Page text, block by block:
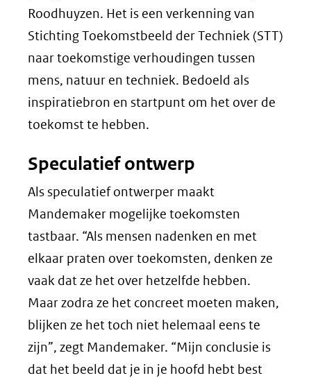
Roodhuyzen. Het is een verkenning van
Stichting Toekomstbeeld der Techniek (STT)
naar toekomstige verhoudingen tussen
mens, natuur en techniek. Bedoeld als
inspiratiebron en startpunt om het over de
toekomst te hebben.
Speculatief ontwerp
Als speculatief ontwerper maakt
Mandemaker mogelijke toekomsten
tastbaar. “Als mensen nadenken en met
elkaar praten over toekomsten, denken ze
vaak dat ze het over hetzelfde hebben.
Maar zodra ze het concreet moeten maken,
blijken ze het toch niet helemaal eens te
zijn”, zegt Mandemaker. “Mijn conclusie is
dat het beeld dat je in je hoofd hebt best